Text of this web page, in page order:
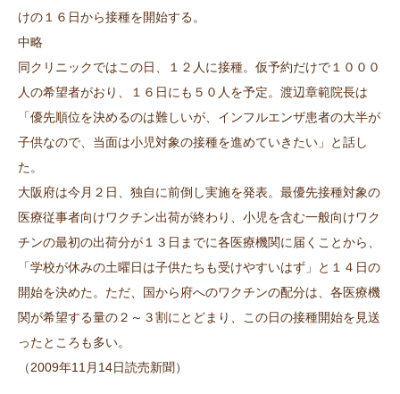
けの１６日から接種を開始する。
中略
同クリニックではこの日、１２人に接種。仮予約だけで１０００
人の希望者がおり、１６日にも５０人を予定。渡辺章範院長は
「優先順位を決めるのは難しいが、インフルエンザ患者の大半が
子供なので、当面は小児対象の接種を進めていきたい」と話し
た。
大阪府は今月２日、独自に前倒し実施を発表。最優先接種対象の
医療従事者向けワクチン出荷が終わり、小児を含む一般向けワク
チンの最初の出荷分が１３日までに各医療機関に届くことから、
「学校が休みの土曜日は子供たちも受けやすいはず」と１４日の
開始を決めた。ただ、国から府へのワクチンの配分は、各医療機
関が希望する量の２～３割にとどまり、この日の接種開始を見送
ったところも多い。
（2009年11月14日読売新聞）